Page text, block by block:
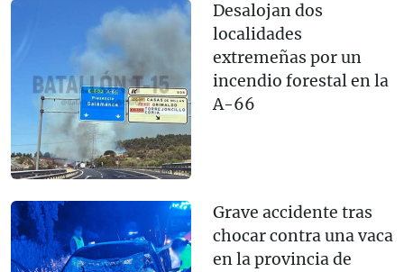
Desalojan dos
localidades
extremeñas por un
incendio forestal en la
A-66
Grave accidente tras
chocar contra una vaca
en la provincia de